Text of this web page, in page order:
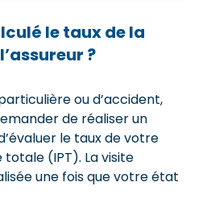
le taux de la
?
ou d’accident,
de réaliser un
le taux de votre
(IPT). La visite
une fois que votre état